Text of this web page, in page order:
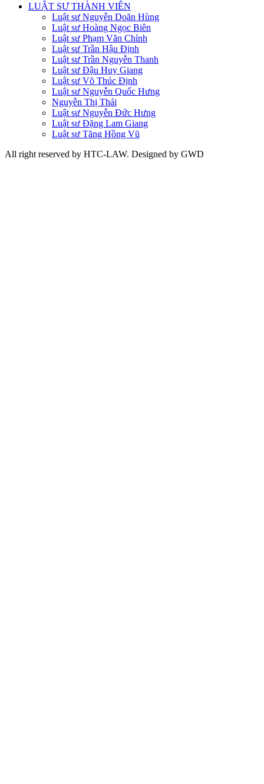
LUẬT SƯ THÀNH VIÊN
Luật sư Nguyễn Doãn Hùng
Luật sư Hoàng Ngọc Biên
Luật sư Phạm Văn Chỉnh
Luật sư Trần Hậu Định
Luật sư Trần Nguyễn Thanh
Luật sư Đậu Huy Giang
Luật sư Võ Thúc Định
Luật sư Nguyễn Quốc Hưng
Nguyễn Thị Thái
Luật sư Nguyễn Đức Hưng
Luật sư Đặng Lam Giang
Luật sư Tăng Hồng Vũ
All right reserved by HTC-LAW. Designed by GWD